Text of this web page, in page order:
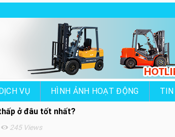
VỤ HÌNH ẢNH HOẠT ĐỘNG
245 Views
ở đâu tốt nhất?